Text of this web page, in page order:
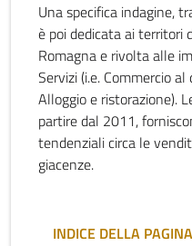
Una specifica indagine,
è poi dedicata ai territori
Romagna e rivolta alle
Servizi (i.e. Commercio
Alloggio e ristorazione).
partire dal 2011,
tendenziali circa le
giacenze.
INDICE DELLA PAGINA